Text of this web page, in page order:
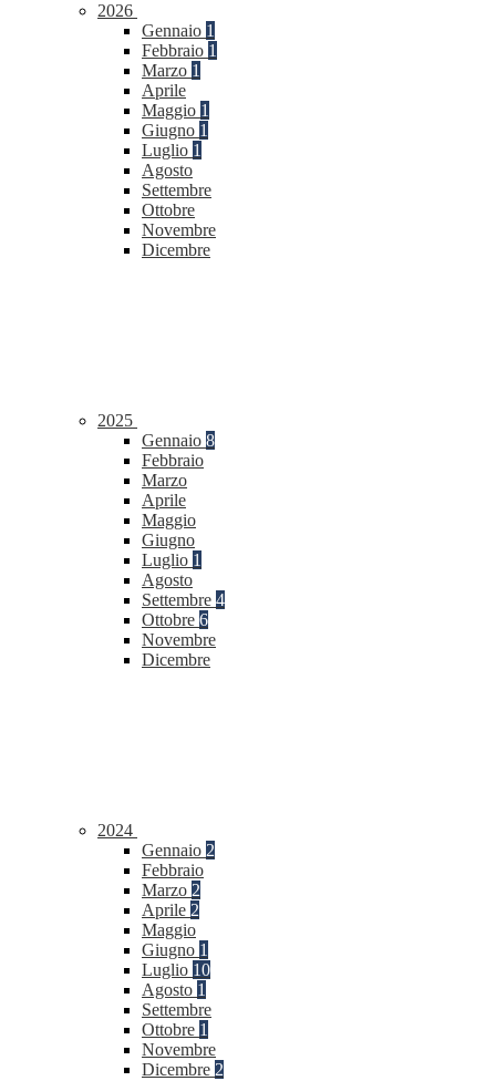
2026
Gennaio 1
Febbraio 1
Marzo 1
Aprile
Maggio 1
Giugno 1
Luglio 1
Agosto
Settembre
Ottobre
Novembre
Dicembre
2025
Gennaio 8
Febbraio
Marzo
Aprile
Maggio
Giugno
Luglio 1
Agosto
Settembre 4
Ottobre 6
Novembre
Dicembre
2024
Gennaio 2
Febbraio
Marzo 2
Aprile 2
Maggio
Giugno 1
Luglio 10
Agosto 1
Settembre
Ottobre 1
Novembre
Dicembre 2